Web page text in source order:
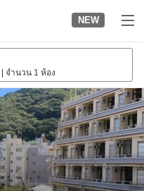
NEW
จำนวน 1 ห้อง